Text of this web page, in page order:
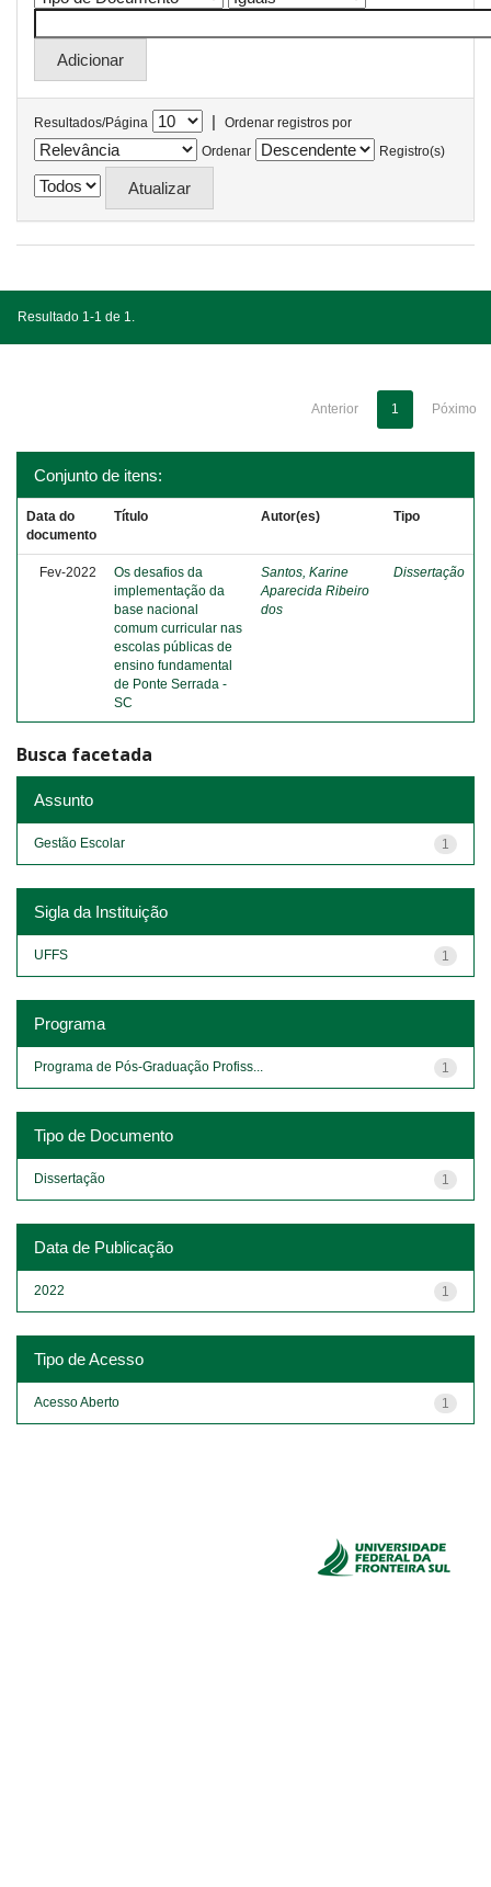
Resultados/Página |
Ordenar registros por
Ordenar
Registro(s)
Resultado 1-1 de 1.
Anterior 1 Póximo
Conjunto de itens:
Data do
documento
Título Autor(es) Tipo
Fev-2022
Os desafios da
implementação da
base nacional
comum curricular nas
escolas públicas de
ensino fundamental
de Ponte Serrada -
SC
Santos, Karine
Aparecida Ribeiro
dos
Dissertação
Busca facetada
Assunto
1
Gestão Escolar
Sigla da Instituição
1
UFFS
Programa
1
Programa de Pós-Graduação Profiss...
Tipo de Documento
1
Dissertação
Data de Publicação
1
2022
Tipo de Acesso
1
Acesso Aberto